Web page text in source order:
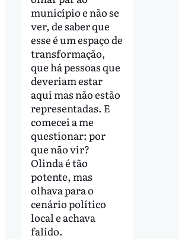
município e não se
ver, de saber que
esse é um espaço de
transformação,
que há pessoas que
deveriam estar
aqui mas não estão
representadas. E
comecei a me
questionar: por
que não vir?
Olinda é tão
potente, mas
olhava para o
cenário político
local e achava
falido.